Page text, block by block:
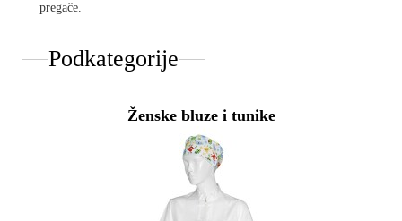
pregače.
Podkategorije
Ženske bluze i tunike